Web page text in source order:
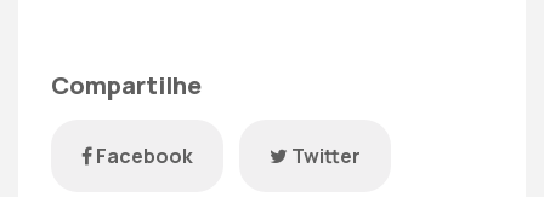
Compartilhe
Facebook Twitter